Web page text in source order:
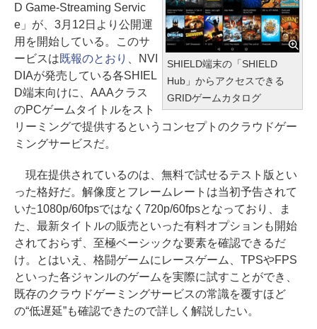
SHIELD端末の「SHIELD
Hub」からアクセスできる
GRIDゲームカタログ
D Game-Streaming Servic
e」が、3月12日より公開運
用を開始している。このサ
ービスは既報のとおり
、NVI
DIAが発売している各SHIEL
D端末向けに、AAAクラス
のPCゲームタイトルをスト
リーミングで提供するというコンセプトのクラウドゲー
ミングサービスだ。
現在提供されているのは、無料で試せるテスト版とい
った格好だ。解像度とフレームレートは当初予告されて
いた1080p/60fpsではなく720p/60fpsとなっており、ま
た、最新タイトルの販売といった有料オプションも開始
されておらず、至極ベーシックな要素を確認できるだ
け。とはいえ、格闘ゲームにレースゲーム、TPSやFPS
といった各ジャンルのゲームを実際に試すことができ、
既存のクラウドゲーミングサービスの常識を覆すほど
の“低遅延”も確認できたので詳しく解説したい。